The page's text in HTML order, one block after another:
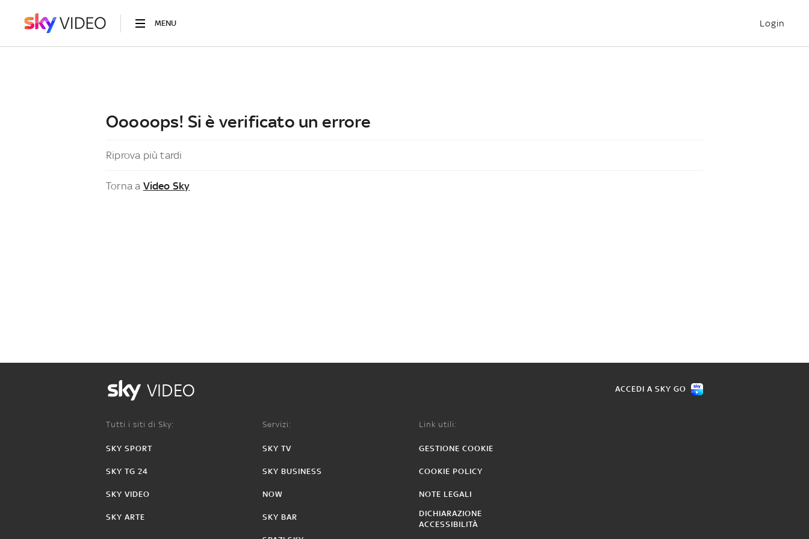
MENU Login
Ooooops! Si è verificato un errore
Riprova più tardi
Torna a Video Sky
VIDEO ACCEDI A SKY GO
Tutti i siti di Sky:
SKY SPORT
SKY TG 24
SKY VIDEO
SKY ARTE
Servizi:
SKY TV
SKY BUSINESS
NOW
SKY BAR
Link utili:
GESTIONE COOKIE
COOKIE POLICY
NOTE LEGALI
DICHIARAZIONE
ACCESSIBILITÀ